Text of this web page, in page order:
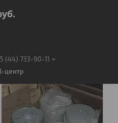
(44) 733-90-11
центр